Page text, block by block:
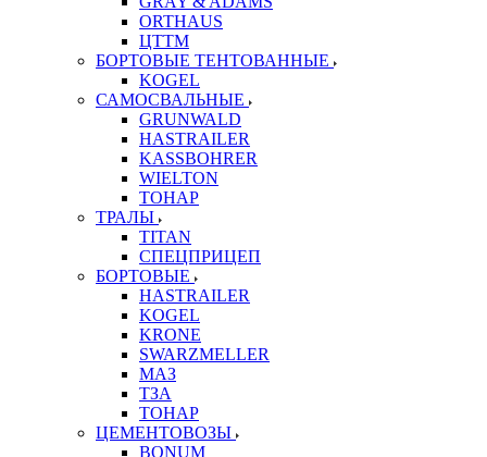
ORTHAUS
ЦТТМ
БОРТОВЫЕ ТЕНТОВАННЫЕ
KOGEL
САМОСВАЛЬНЫЕ
GRUNWALD
HASTRAILER
KASSBOHRER
WIELTON
ТОНАР
ТРАЛЫ
TITAN
СПЕЦПРИЦЕП
БОРТОВЫЕ
HASTRAILER
KOGEL
KRONE
SWARZMELLER
МАЗ
ТЗА
ТОНАР
ЦЕМЕНТОВОЗЫ
BONUM